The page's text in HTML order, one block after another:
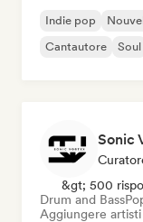
Indie pop
Cantautore
Soul
Sonic
&gt; 500
Drum and Bass
Aggiungere